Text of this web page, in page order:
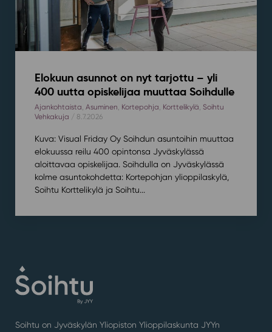
Elokuun asunnot on nyt tarjottu – yli
400 uutta opiskelijaa muuttaa Soihdulle
Ajankohtaista Asuminen Kortepohja Korttelikylä Soihtu
Vehkakuja / 8.7.2026
Kuva: Visual Friday Oy Soihdun asuntoihin muuttaa
elokuussa reilu 400 opintonsa Jyväskylässä
aloittavaa opiskelijaa. Soihdulla on Jyväskylässä
kolme asuntokohdetta: Kortepohjan ylioppilaskylä,
Soihtu Korttelikylä ja Soihtu...
Soihtu on Jyväskylän Yliopiston Ylioppilaskunta JYYn